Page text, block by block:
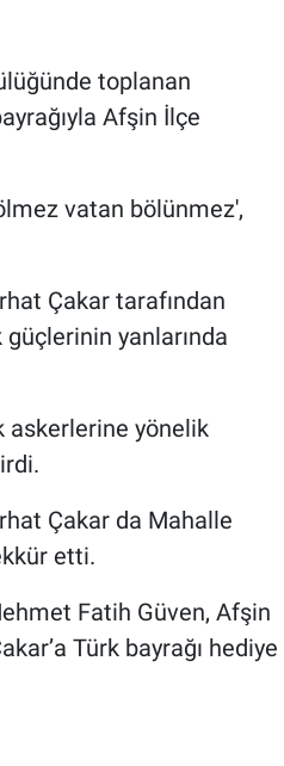
toplanan
Afşin İlçe
vatan bölünmez',
Çakar tarafından
yanlarında
askerlerine yönelik
Çakar da Mahalle
etti.
Fatih Güven, Afşin
Türk bayrağı hediye